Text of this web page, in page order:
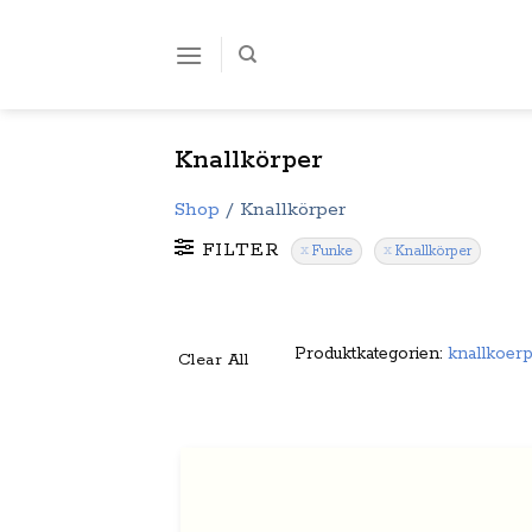
Knallkörper
Shop / Knallkörper
FILTER
Funke Knallkörper
Clear All Produktkategorien: